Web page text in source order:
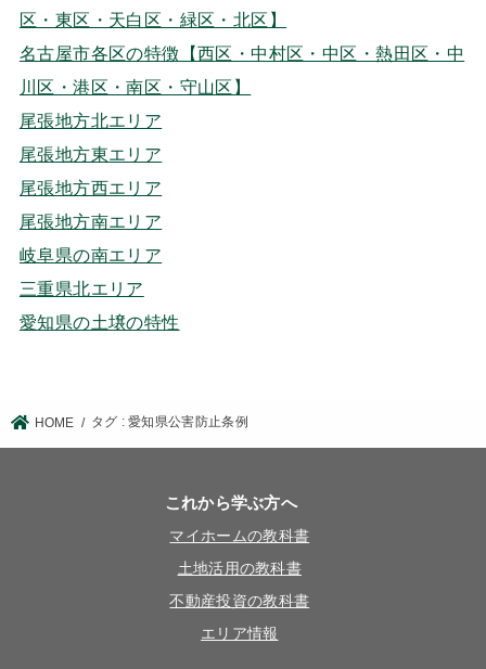
区・東区・天白区・緑区・北区】
名古屋市各区の特徴【西区・中村区・中区・熱田区・中
川区・港区・南区・守山区】
尾張地方北エリア
尾張地方東エリア
尾張地方西エリア
尾張地方南エリア
岐阜県の南エリア
三重県北エリア
愛知県の土壌の特性
HOME タグ : 愛知県公害防止条例
これから学ぶ方へ
マイホームの教科書
土地活用の教科書
不動産投資の教科書
エリア情報